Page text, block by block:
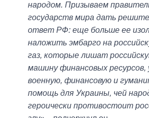
народом. Призываем
государств мира дать
ответ РФ: еще больше ее
наложить эмбарго на
газ, которые лишат
машину финансовых ресурсов,
военную, финансовую и
помощь для Украины, чей
героически противостоит